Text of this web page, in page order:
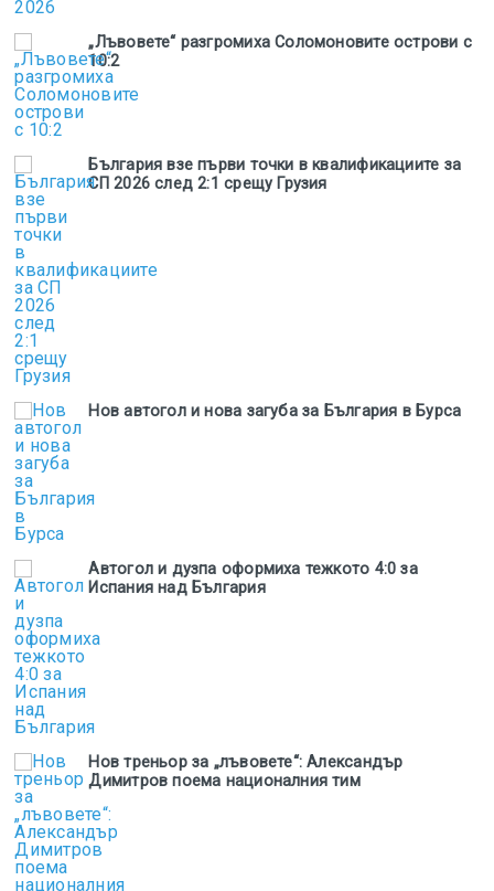
„Лъвовете“ разгромиха Соломоновите острови с
10:2
България взе първи точки в квалификациите за
СП 2026 след 2:1 срещу Грузия
Нов автогол и нова загуба за България в Бурса
Автогол и дузпа оформиха тежкото 4:0 за
Испания над България
Нов треньор за „лъвовете“: Александър
Димитров поема националния тим